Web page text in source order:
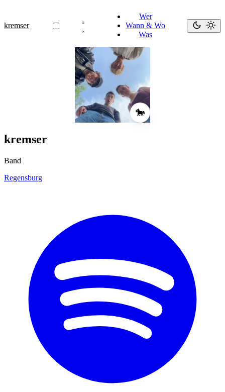
kremser
Wer
Wann & Wo
Was
🐎
kremser
Band
Regensburg